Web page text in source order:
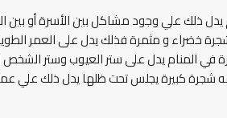
يدل ذلك علي وجود مشاكل بين الأسرة أو بين
شجرة خضراء و مثمرة فذلك يدل على العمر
في المنام يدل على ستر العيوب وستر الشخص
شجرة كبيرة يجلس تحت ظلها يدل ذلك علي